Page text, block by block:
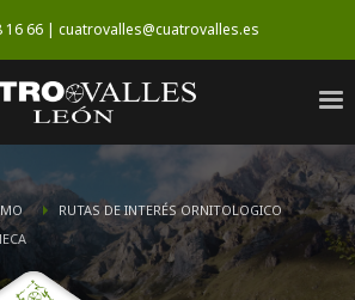
16 66 | cuatrovalles@cuatrovalles.es
RUTAS DE INTERÉS ORNITOLOGICO